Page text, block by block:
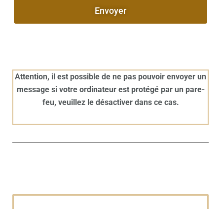
Envoyer
Attention, il est possible de ne pas pouvoir envoyer un
message si votre ordinateur est protégé par un pare-
feu, veuillez le désactiver dans ce cas.